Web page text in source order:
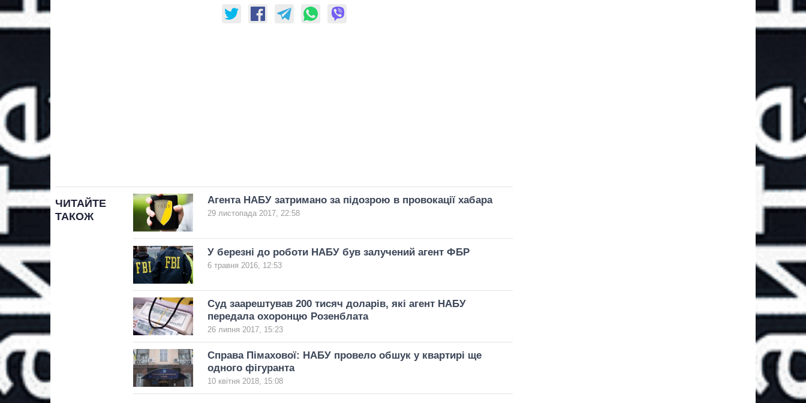
ЧИТАЙТЕ
ТАКОЖ
Агента НАБУ затримано за підозрою в провокації хабара
29 листопада 2017, 22:58
У березні до роботи НАБУ був залучений агент ФБР
6 травня 2016, 12:53
Суд заарештував 200 тисяч доларів, які агент НАБУ
передала охоронцю Розенблата
26 липня 2017, 15:23
Справа Пімахової: НАБУ провело обшук у квартирі ще
одного фігуранта
10 квітня 2018, 15:08